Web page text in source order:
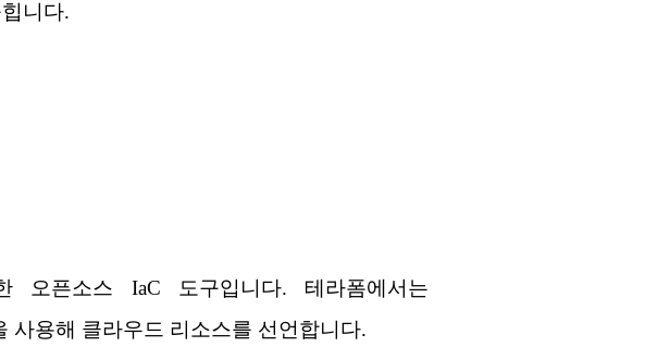
니다.
오픈소스 IaC 도구입니다. 테라폼에서는
사용해 클라우드 리소스를 선언합니다.